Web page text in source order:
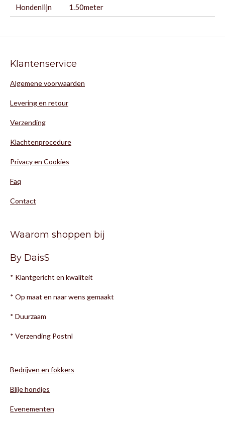
Hondenlijn 1.50meter
Klantenservice
Algemene voorwaarden
Levering en retour
Verzending
Klachtenprocedure
Privacy en Cookies
Faq
Contact
Waarom shoppen bij
By DaisS
* Klantgericht en kwaliteit
* Op maat en naar wens gemaakt
* Duurzaam
* Verzending Postnl
Bedrijven en fokkers
Blije hondjes
Evenementen